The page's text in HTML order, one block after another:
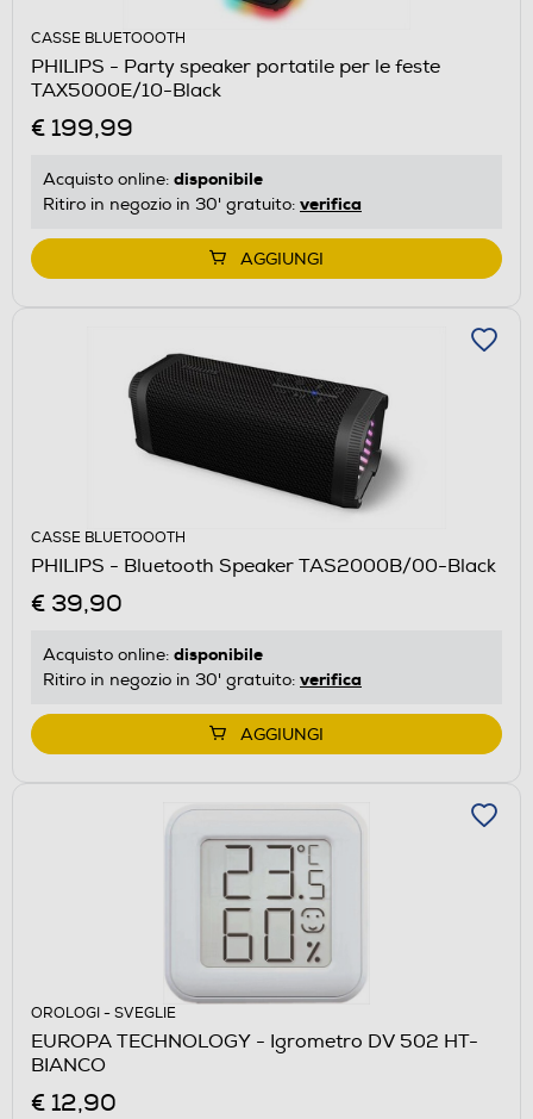
CASSE BLUETOOOTH
PHILIPS - Party speaker portatile per le feste
TAX5000E/10-Black
€ 199,99
Acquisto online: disponibile
Ritiro in negozio in 30' gratuito: verifica
AGGIUNGI
CASSE BLUETOOOTH
PHILIPS - Bluetooth Speaker TAS2000B/00-Black
€ 39,90
Acquisto online: disponibile
Ritiro in negozio in 30' gratuito: verifica
AGGIUNGI
OROLOGI - SVEGLIE
EUROPA TECHNOLOGY - Igrometro DV 502 HT-
BIANCO
€ 12,90